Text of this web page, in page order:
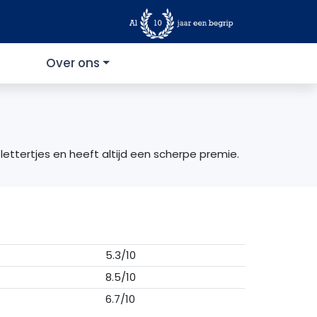
Over ons
lettertjes en heeft altijd een scherpe premie.
5.3/10
8.5/10
6.7/10